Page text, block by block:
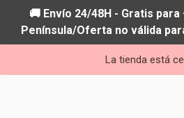
🚚 Envío 24/48H - Gratis para
Península/Oferta no válida
La tienda está